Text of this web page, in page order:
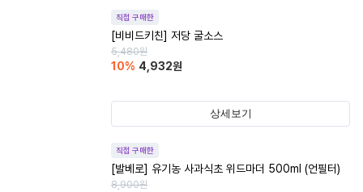
직접 구매한
[비비드키친] 저당 굴소스
5,480원
10% 4,932원
상세보기
직접 구매한
[발베로] 유기농 사과식초 위드마더 500ml (언필터)
8,900원